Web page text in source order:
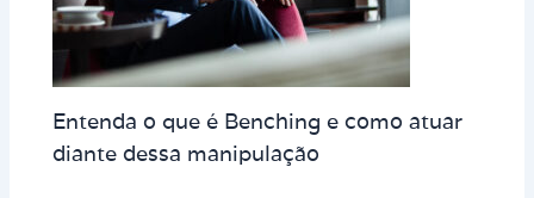
Entenda o que é Benching e como atuar
diante dessa manipulação